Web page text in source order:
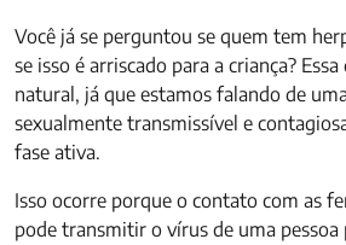
Você já se perguntou se quem tem
se isso é arriscado para a criança?
natural, já que estamos falando de
sexualmente transmissível e
fase ativa.
Isso ocorre porque o contato com as
pode transmitir o vírus de uma